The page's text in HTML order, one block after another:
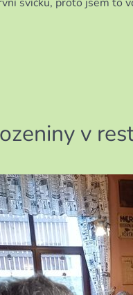
svíčku, proto jsem to
s
tohoto
týdne
v